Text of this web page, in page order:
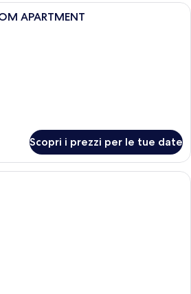
1 camera, postazione laptop, culle/
APARTMENT
Scopri i prezzi per le tue date